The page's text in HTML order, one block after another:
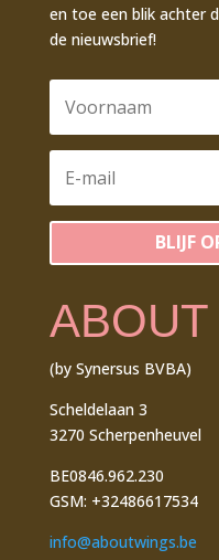
en toe een blik achter
de nieuwsbrief!
BLIJF
(by Synersus BVBA)
Scheldelaan 3
3270 Scherpenheuvel
BE0846.962.230
GSM: +32486617534
info@aboutwings.be